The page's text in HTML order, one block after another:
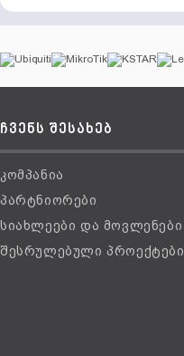
ჩვენს შესახებ
კომპანია
პარტნიორები
სიახლეები და მოვლენები
შესრულებული პროექტები